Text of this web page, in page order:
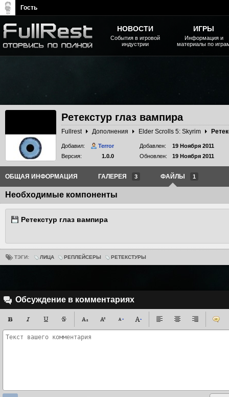
Ретекстур глаз вампира
Fullrest Дополнения Elder Scrolls 5: Skyrim
Добавил:
Terror
Версия:
1.0.0
Добавлен:
19 Ноября 2011
Обновлен:
19 Ноября 2011
ОБЩАЯ ИНФОРМАЦИЯ ГАЛЕРЕЯ 3 ФАЙЛЫ 1
Необходимые компоненты
Ретекстур глаз вампира
ТЭГИ: ЛИЦА РЕПЛЕЙСЕРЫ РЕТЕКСТУРЫ
Обсуждение в комментариях
НОВОСТИ
События в игровой
индустрии
ИГРЫ
Информация и
материалы по
Гость